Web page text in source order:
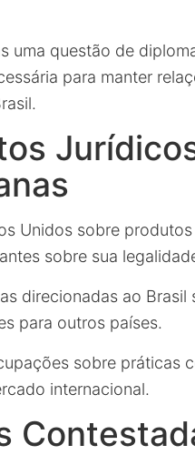
uma questão de
para manter
Unidos sobre
sobre sua
direcionadas ao
para outros países.
sobre práticas
internacional.